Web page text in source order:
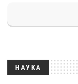
НАУКА